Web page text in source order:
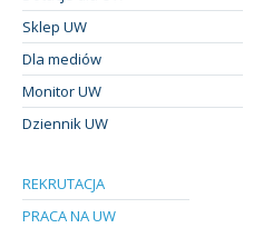
Sklep UW
Dla mediów
Monitor UW
Dziennik UW
REKRUTACJA
PRACA NA UW